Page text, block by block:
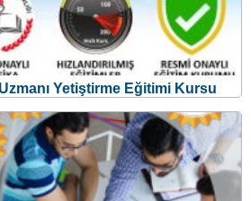
Yetiştirme Eğitimi Kursu